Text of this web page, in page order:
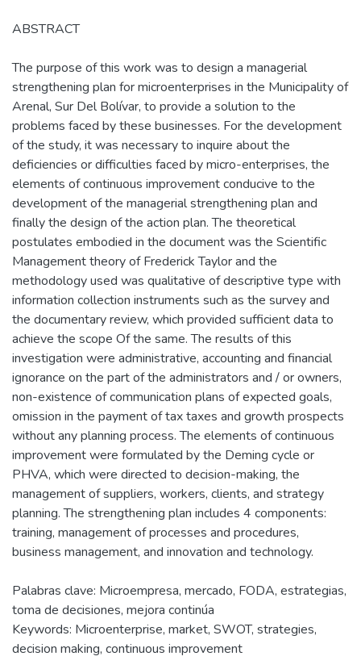
ABSTRACT
The purpose of this work was to design a managerial
strengthening plan for microenterprises in the Municipality of
Arenal, Sur Del Bolívar, to provide a solution to the
problems faced by these businesses. For the development
of the study, it was necessary to inquire about the
deficiencies or difficulties faced by micro-enterprises, the
elements of continuous improvement conducive to the
development of the managerial strengthening plan and
finally the design of the action plan. The theoretical
postulates embodied in the document was the Scientific
Management theory of Frederick Taylor and the
methodology used was qualitative of descriptive type with
information collection instruments such as the survey and
the documentary review, which provided sufficient data to
achieve the scope Of the same. The results of this
investigation were administrative, accounting and financial
ignorance on the part of the administrators and / or owners,
non-existence of communication plans of expected goals,
omission in the payment of tax taxes and growth prospects
without any planning process. The elements of continuous
improvement were formulated by the Deming cycle or
PHVA, which were directed to decision-making, the
management of suppliers, workers, clients, and strategy
planning. The strengthening plan includes 4 components:
training, management of processes and procedures,
business management, and innovation and technology.
Palabras clave: Microempresa, mercado, FODA, estrategias,
toma de decisiones, mejora continúa
Keywords: Microenterprise, market, SWOT, strategies,
decision making, continuous improvement